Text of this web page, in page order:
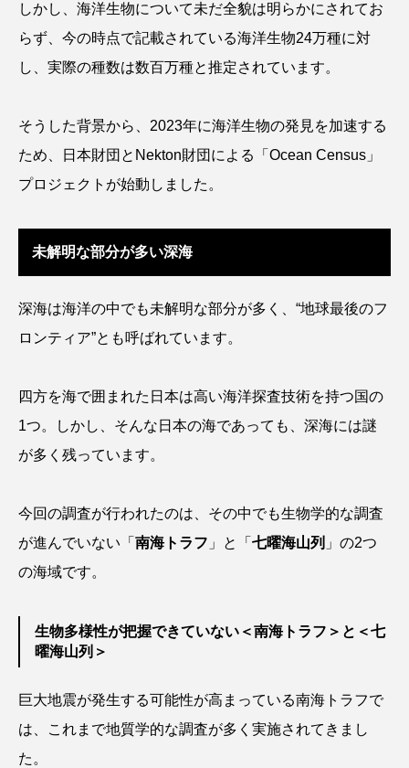
オットセイ オニヒトデ オワンクラゲ
カイロウドウケツ カイワリ
カクレクマノミ カゴカマス
カブトエビ カブトクラゲ
カワバタモロコ カワムツ ガラ・ルファ
キジハタ キス
キビナゴ キュウリエソ キンメダイ
ギギ ギンザケ ギンザメ クエ
クモギンポ クラゲ クルマエビ
クロツラヘラサギ クロマグロ グッピー
しかし、海洋生物について未だ全貌は明らかにされてお
らず、今の時点で記載されている海洋生物24万種に対
し、実際の種数は数百万種と推定されています。
そうした背景から、2023年に海洋生物の発見を加速する
ため、日本財団とNekton財団による「Ocean Census」
プロジェクトが始動しました。
未解明な部分が多い深海
深海は海洋の中でも未解明な部分が多く、“地球最後のフ
ロンティア”とも呼ばれています。
四方を海で囲まれた日本は高い海洋探査技術を持つ国の
1つ。しかし、そんな日本の海であっても、深海には謎
が多く残っています。
今回の調査が行われたのは、その中でも生物学的な調査
が進んでいない「 南海トラフ 」と「 七曜海山列 」の2つ
の海域です。
生物多様性が把握できていない＜南海トラフ＞と＜七
曜海山列＞
巨大地震が発生する可能性が高まっている南海トラフで
は、これまで地質学的な調査が多く実施されてきまし
た。